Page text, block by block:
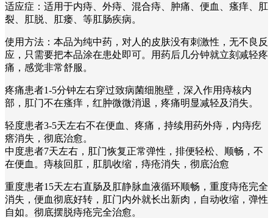
适应症：适用于内痔、外痔、混合痔、肿痛、便血、瘙痒、肛
裂、肛脱、肛瘘、等肛肠疾病。
使用方法：本品为纯中药，对人的皮肤没有刺激性，无不良反
应，只需要把本品涂在患处即可。用药后几分钟就立刻减轻疼
痛，感觉非常舒服。
疼痛患者1-5分钟左右穿过致病菌细胞壁，深入作用痔核内
部，肛门不在瘙痒，红肿微微消退，疼痛明显减轻及消失。
轻度患者3-5天左右不在便血、疼痛，持续用药外痔，内痔疙
瘩消失，彻底治愈。
中度患者7天左右，肛门恢复正常弹性，排便轻松、顺畅，不
在便血。痔核回肛，肛肌收缩，痔疮消失，彻底治愈
重度患者15天左右直肠及肛静脉血液循环顺畅，重度痔疮完全
消失，便血彻底好转，肛门内外就长出新肉，自动收缩，弹性
自如。彻底摆脱痔疮完全治愈。